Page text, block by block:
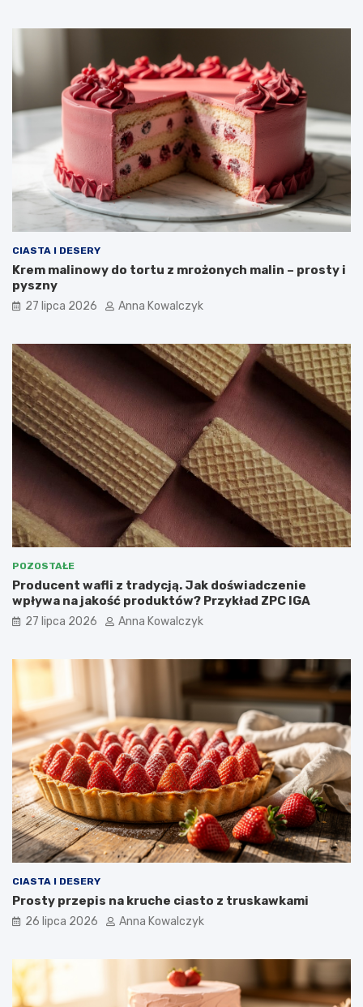
CIASTA I DESERY
Krem malinowy do tortu z mrożonych malin – prosty i
pyszny
27 lipca 2026 Anna Kowalczyk
POZOSTAŁE
Producent wafli z tradycją. Jak doświadczenie
wpływa na jakość produktów? Przykład ZPC IGA
27 lipca 2026 Anna Kowalczyk
CIASTA I DESERY
Prosty przepis na kruche ciasto z truskawkami
26 lipca 2026 Anna Kowalczyk